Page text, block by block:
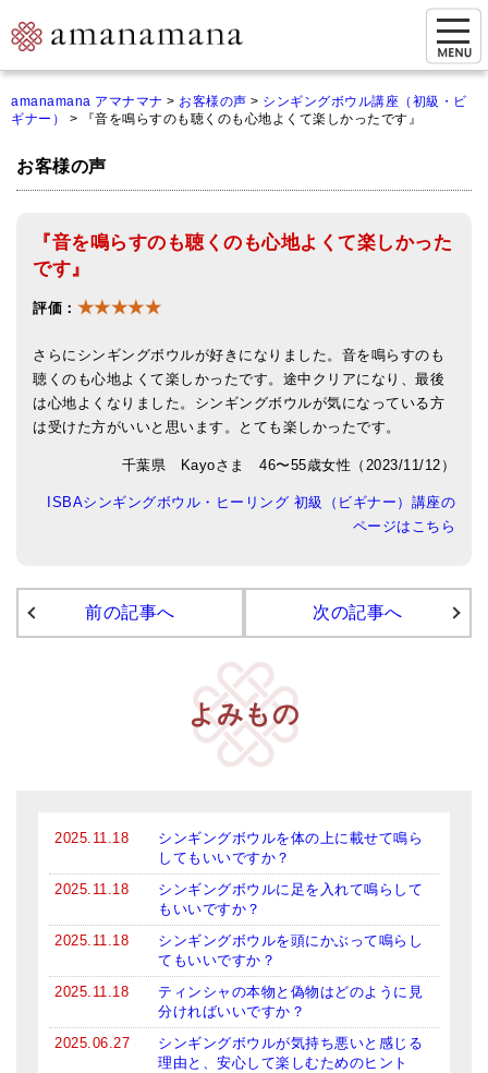
ご来店予約（実店舗）
オンライン相談&購入
シンギングボウル講座
倍音呼吸法レッスン
オンラインショップ
カートを見る
● 新・鍛造スペシャル
お得なアマナマナ・セット
スティック・マレット・リング（台座）
アマナマナのティンシャ
プレミアム・ティンシャ（L・M）
ベーシック・ティンシャ（4種）
チベット・真マントラ香
amanamana アマナマナ > お客様の声 > シンギングボウル講座（初級・ビ
ギナー）
> 『音を鳴らすのも聴くのも心地よくて楽しかったです』
お客様の声
『音を鳴らすのも聴くのも心地よくて楽しかった
です』
評価： ★★★★★
さらにシンギングボウルが好きになりました。音を鳴らすのも
聴くのも心地よくて楽しかったです。途中クリアになり、最後
は心地よくなりました。シンギングボウルが気になっている方
は受けた方がいいと思います。とても楽しかったです。
千葉県 Kayoさま 46〜55歳女性（2023/11/12）
ISBAシンギングボウル・ヒーリング 初級（ビギナー）講座の
ページはこちら
前の記事へ 次の記事へ
よみもの
2025.11.18
シンギングボウルを体の上に載せて鳴ら
してもいいですか？
2025.11.18
シンギングボウルに足を入れて鳴らして
もいいですか？
2025.11.18
シンギングボウルを頭にかぶって鳴らし
てもいいですか？
2025.11.18
ティンシャの本物と偽物はどのように見
分ければいいですか？
2025.06.27
シンギングボウルが気持ち悪いと感じる
理由と、安心して楽しむためのヒント